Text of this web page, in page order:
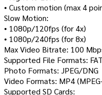
• Custom motion (max 4
Slow Motion:
• 1080p/120fps (for 4x)
• 1080p/240fps (for 8x)
Max Video Bitrate: 100
Supported File Formats:
Photo Formats: JPEG/DNG
Video Formats: MP4
Supported SD Cards: